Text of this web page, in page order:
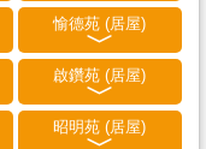
愉德苑 (居屋)
啟鑽苑 (居屋)
昭明苑 (居屋)